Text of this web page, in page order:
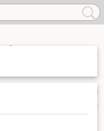
UW WINKELWAGEN
(0)